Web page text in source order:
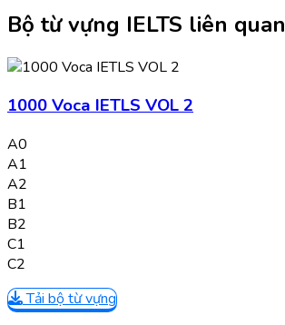
Bộ từ vựng IELTS liên quan
1000 Voca IETLS VOL 2
A0
A1
A2
B1
B2
C1
C2
Tải bộ từ vựng